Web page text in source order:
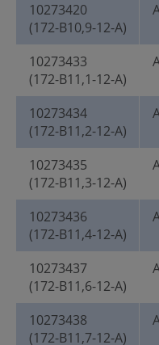
10273420
(172-B10,9-12-A)
10273433
(172-B11,1-12-A)
10273434
(172-B11,2-12-A)
10273435
(172-B11,3-12-A)
10273436
(172-B11,4-12-A)
10273437
(172-B11,6-12-A)
10273438
(172-B11,7-12-A)